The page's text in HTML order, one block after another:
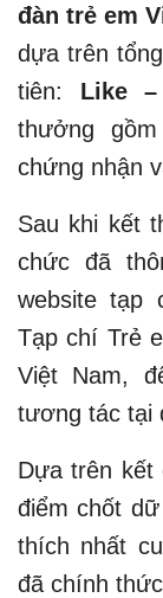
đàn trẻ em
dựa trên
tiên: Like
thưởng
chứng nhận
Sau khi kết
chức đã
website tạp
Tạp chí Trẻ
Việt Nam,
tương tác tại
Dựa trên kết
điểm chốt
thích nhất
đã chính